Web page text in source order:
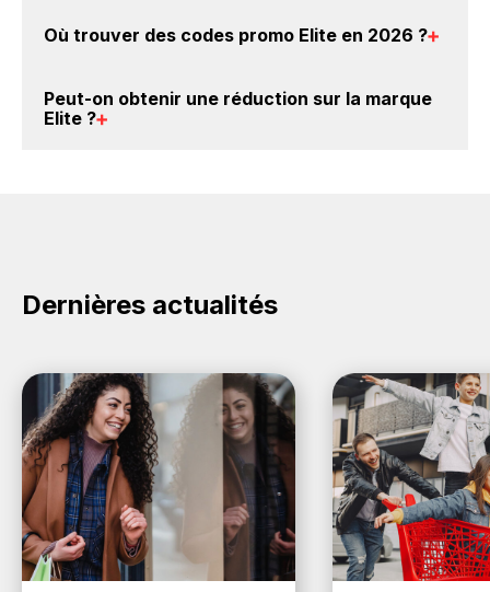
Créez votre compte sur BackBackBack et cliquez sur
et vous verrez apparaître le cashback dans votre
cagnotte au plus tard 48h après votre achat sur le
Où trouver des codes promo Elite en 2026 ?
promo sur les produits Elite. Choisissez un site e-
Peut-on obtenir une réduction sur la marque
Elite ?
Dernières actualités